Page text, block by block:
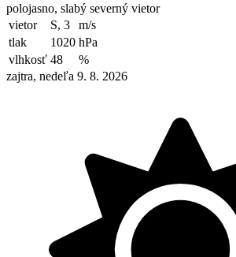
polojasno, slabý severný vietor
vietor
S, 3
m/s
tlak
1020 hPa
vlhkosť 48
%
zajtra, nedeľa 9. 8. 2026